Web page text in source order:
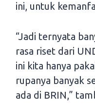
ini, untuk
“Jadi ternyata
rasa riset dari
ini kita hanya
rupanya banyak
ada di BRIN,”